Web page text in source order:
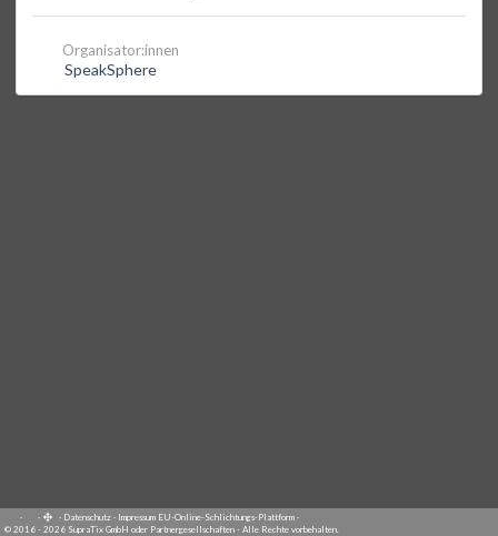
Organisator:innen
SpeakSphere
· · · Datenschutz · Impressum EU-Online-Schlichtungs-Plattform ·
© 2016 - 2026 SupraTix GmbH oder Partnergesellschaften - Alle Rechte vorbehalten.